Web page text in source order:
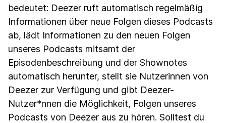
bedeutet: Deezer ruft automatisch regelmäßig
Informationen über neue Folgen dieses Podcasts
ab, lädt Informationen zu den neuen Folgen
unseres Podcasts mitsamt der
Episodenbeschreibung und der Shownotes
automatisch herunter, stellt sie Nutzerinnen von
Deezer zur Verfügung und gibt Deezer-
Nutzer*nnen die Möglichkeit, Folgen unseres
Podcasts von Deezer aus zu hören. Solltest du